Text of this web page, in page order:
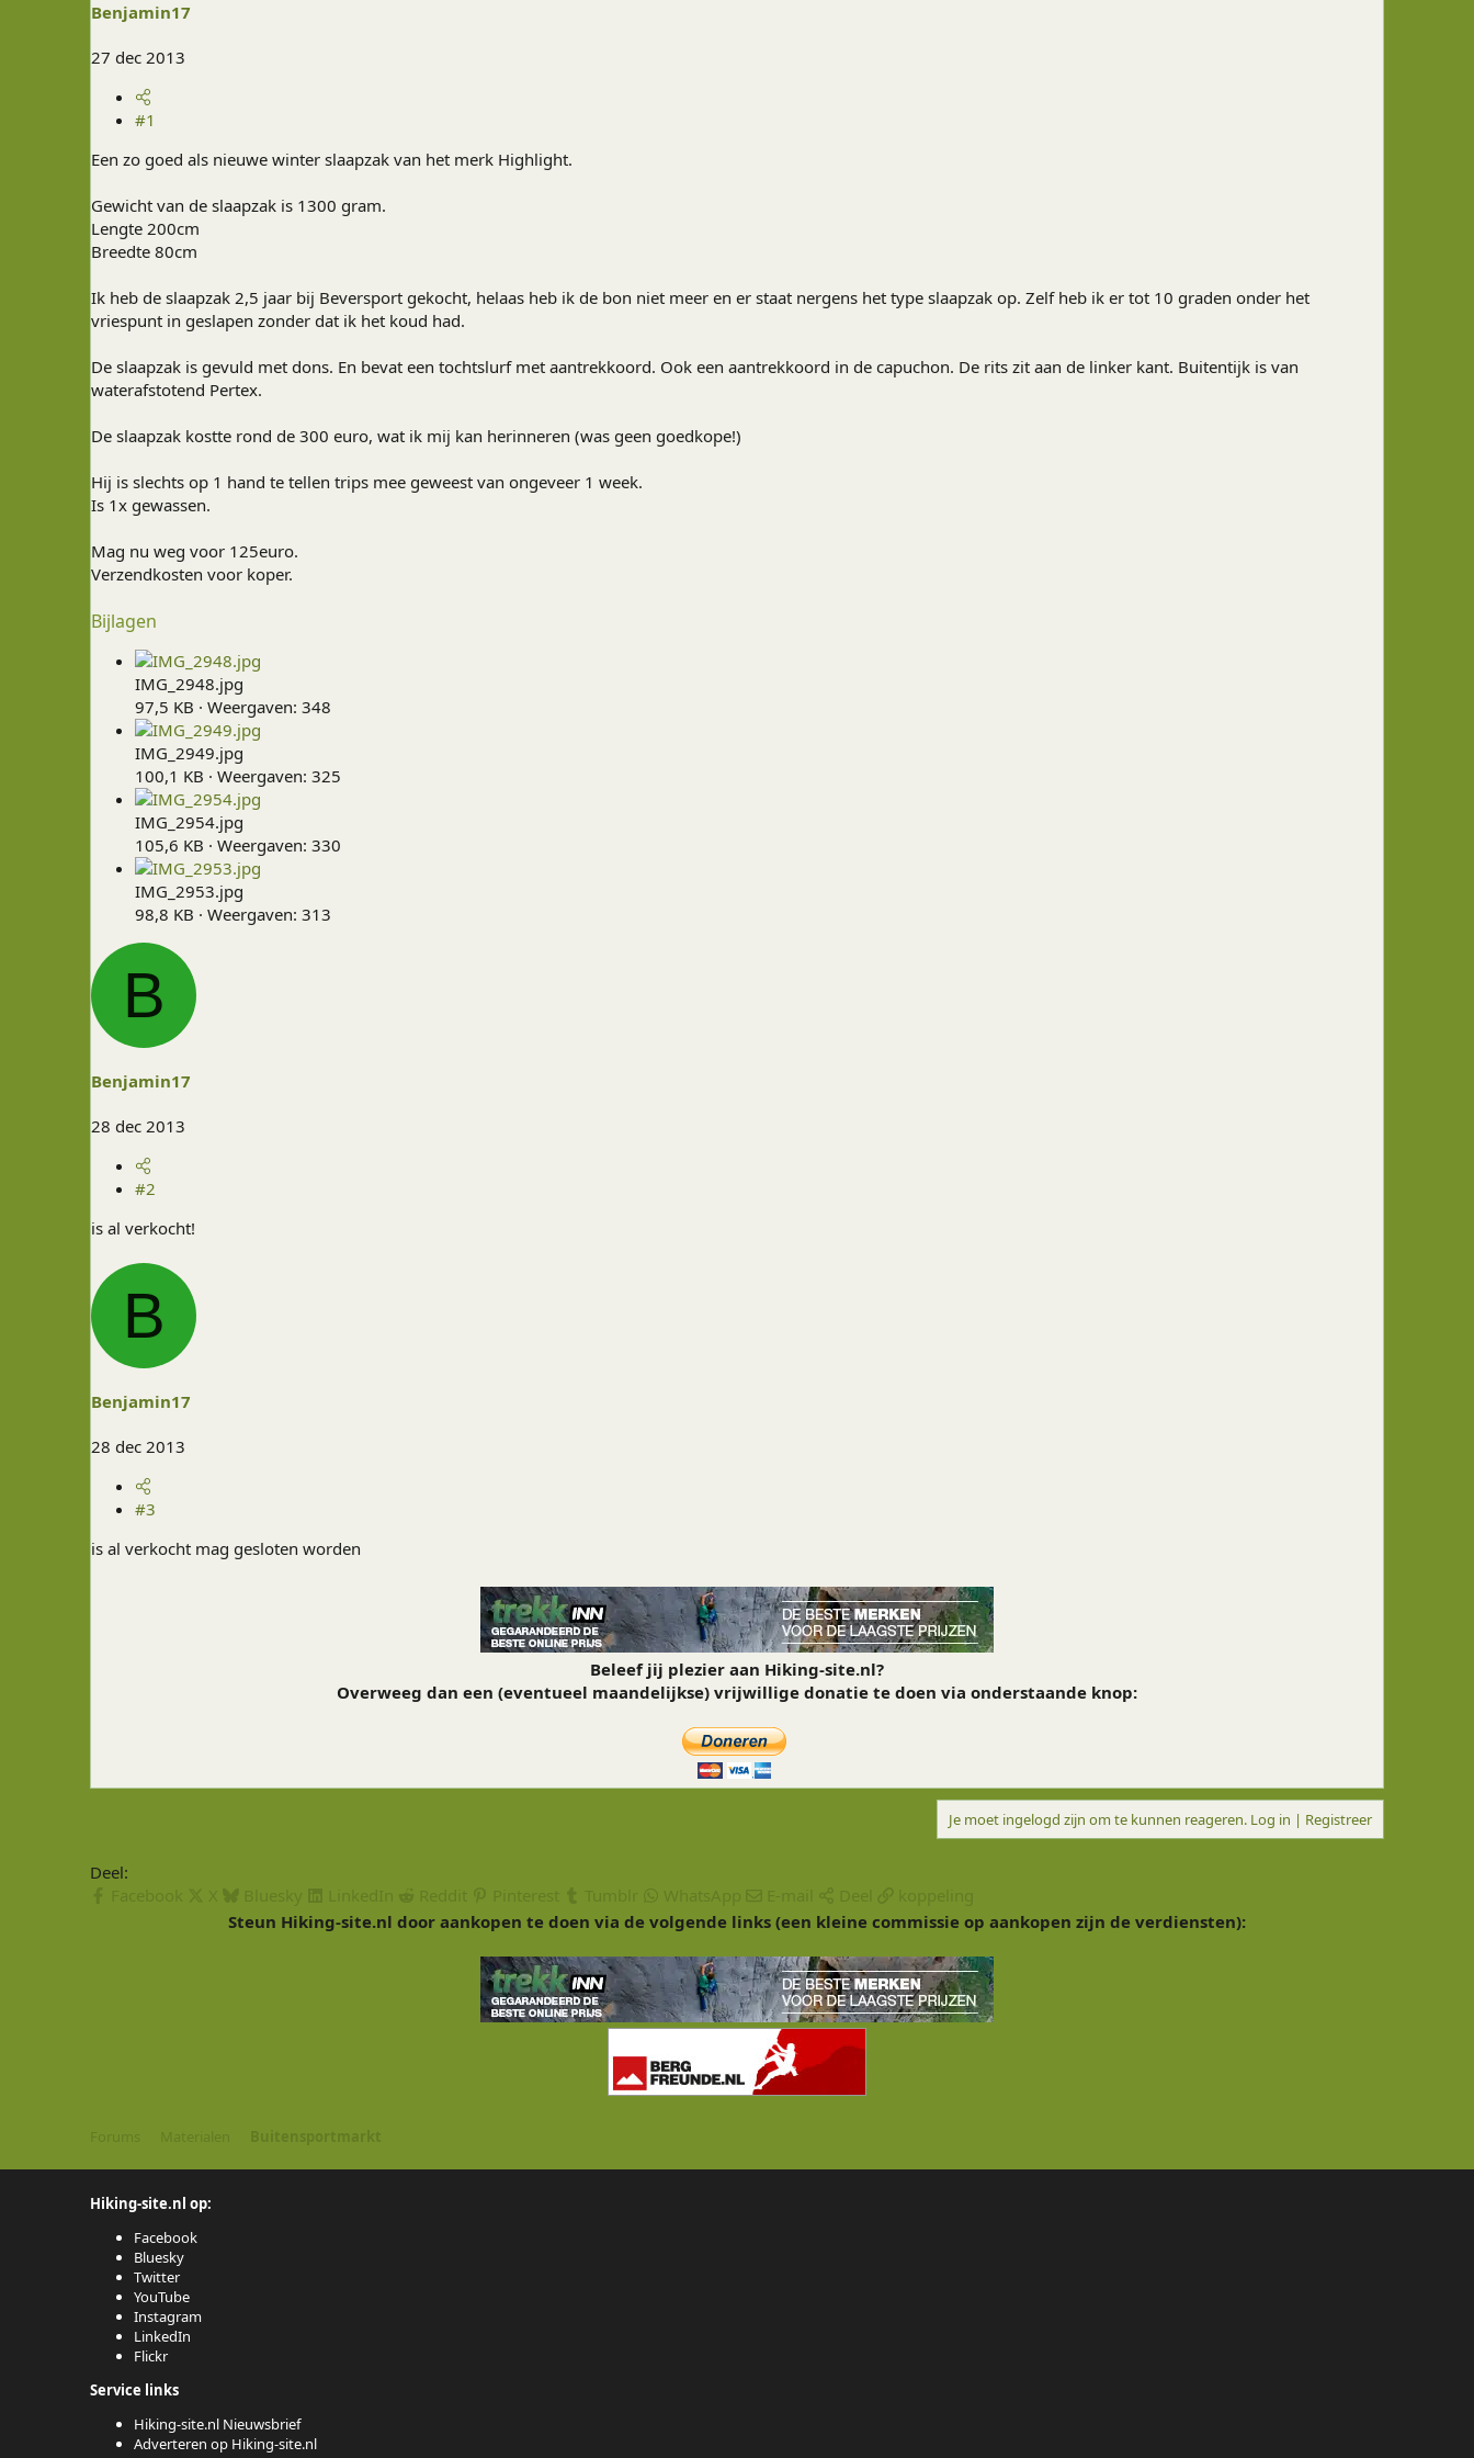
r
Benjamin17
27 dec 2013
#1
Een zo goed als nieuwe winter slaapzak van het merk Highlight.
Gewicht van de slaapzak is 1300 gram.
Lengte 200cm
Breedte 80cm
Ik heb de slaapzak 2,5 jaar bij Beversport gekocht, helaas heb ik de bon niet meer en er staat nergens het type slaapzak op. Zelf heb ik er tot 10 graden onder het
vriespunt in geslapen zonder dat ik het koud had.
De slaapzak is gevuld met dons. En bevat een tochtslurf met aantrekkoord. Ook een aantrekkoord in de capuchon. De rits zit aan de linker kant. Buitentijk is van
waterafstotend Pertex.
De slaapzak kostte rond de 300 euro, wat ik mij kan herinneren (was geen goedkope!)
Hij is slechts op 1 hand te tellen trips mee geweest van ongeveer 1 week.
Is 1x gewassen.
Mag nu weg voor 125euro.
Verzendkosten voor koper.
Bijlagen
IMG_2948.jpg
97,5 KB · Weergaven: 348
IMG_2949.jpg
100,1 KB · Weergaven: 325
IMG_2954.jpg
105,6 KB · Weergaven: 330
IMG_2953.jpg
98,8 KB · Weergaven: 313
B
Benjamin17
28 dec 2013
#2
is al verkocht!
B
Benjamin17
28 dec 2013
#3
is al verkocht mag gesloten worden
Beleef jij plezier aan Hiking-site.nl?
Overweeg dan een (eventueel maandelijkse) vrijwillige donatie te doen via onderstaande knop:
Je moet ingelogd zijn om te kunnen reageren. Log in | Registreer
Deel:
Steun Hiking-site.nl door aankopen te doen via de volgende links (een kleine commissie op aankopen zijn de verdiensten):
Hiking-site.nl op:
Facebook
Bluesky
Twitter
YouTube
Instagram
LinkedIn
Flickr
Service links
Hiking-site.nl Nieuwsbrief
Adverteren op Hiking-site.nl